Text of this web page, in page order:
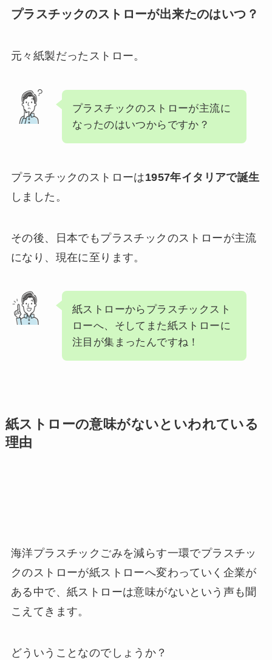
プラスチックのストローが出来たのはいつ？
元々紙製だったストロー。
プラスチックのストローが主流に
なったのはいつからですか？
プラスチックのストローは1957年イタリアで誕生
しました。
その後、日本でもプラスチックのストローが主流
になり、現在に至ります。
紙ストローからプラスチックスト
ローへ、そしてまた紙ストローに
注目が集まったんですね！
紙ストローの意味がないといわれている
理由
海洋プラスチックごみを減らす一環でプラスチッ
クのストローが紙ストローへ変わっていく企業が
ある中で、紙ストローは意味がないという声も聞
こえてきます。
どういうことなのでしょうか？